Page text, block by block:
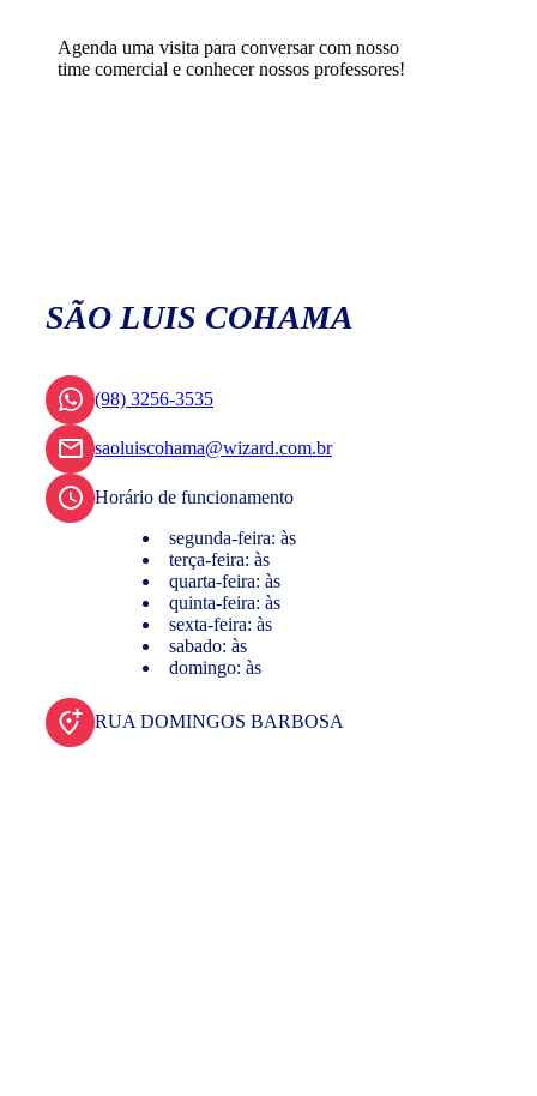
Agenda uma visita para conversar com nosso
time comercial e conhecer nossos professores!
SÃO LUIS COHAMA
(98) 3256-3535
saoluiscohama@wizard.com.br
Horário de funcionamento
segunda-feira: às
terça-feira: às
quarta-feira: às
quinta-feira: às
sexta-feira: às
sabado: às
domingo: às
RUA DOMINGOS BARBOSA